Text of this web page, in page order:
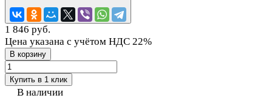
1 846 руб.
Цена указана с учётом НДС 22%
В корзину
Купить в 1 клик
В наличии